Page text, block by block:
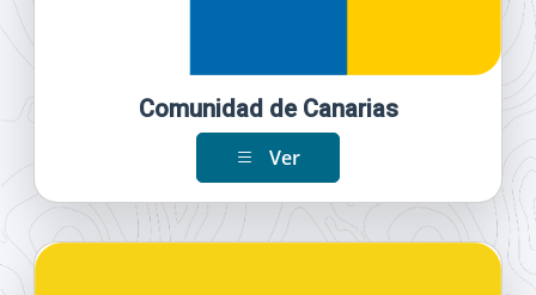
Comunidad de Canarias
Ver